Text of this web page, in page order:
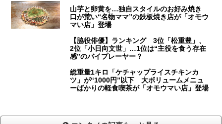
山芋と卵黄を…独自スタイルのお好み焼き
口が荒い“名物ママ”の鉄板焼き店が「オモウ
マい店」登場
【脇役俳優】ランキング 3位「松重豊」、
2位「小日向文世」…1位は“主役を食う存在
感”のバイプレーヤー？
総重量1キロ「ケチャップライスチキンカ
ツ」が“1000円”以下 大ボリュームメニュ
ーばかりの軽食喫茶が「オモウマい店」登場